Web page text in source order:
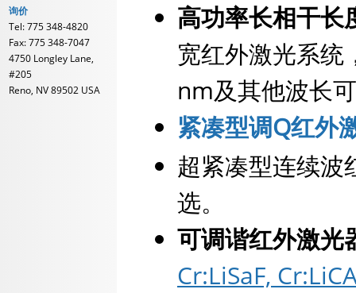
询价
Tel: 775 348-4820
Fax: 775 348-7047
4750 Longley Lane,
#205
Reno, NV 89502 USA
高功率长相干长
宽红外激光系
nm及其他波长
紧凑型调Q红外
超紧凑型连续波
选。
可调谐红外激光
Cr:LiSaF,